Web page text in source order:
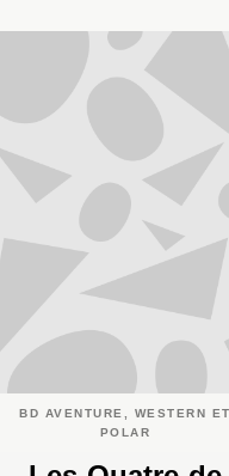
BD AVENTURE, WESTERN ET
POLAR